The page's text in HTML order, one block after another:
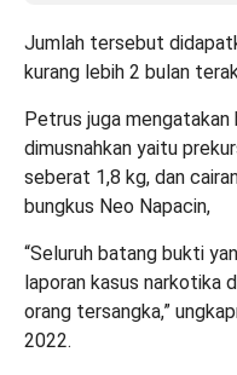
Jumlah tersebut
kurang lebih 2 bulan
Petrus juga mengatakan
dimusnahkan yaitu
seberat 1,8 kg, dan
bungkus Neo Napacin,
“Seluruh batang bukti
laporan kasus narkotika
orang tersangka,”
2022.